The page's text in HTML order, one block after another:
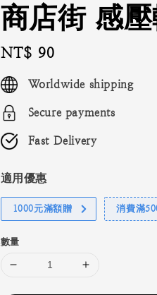
商店街 感
Regular
price
NT$ 90
Worldwide shipping
Secure payments
Fast Delivery
適用優惠
1000元滿額贈 消費滿
數量